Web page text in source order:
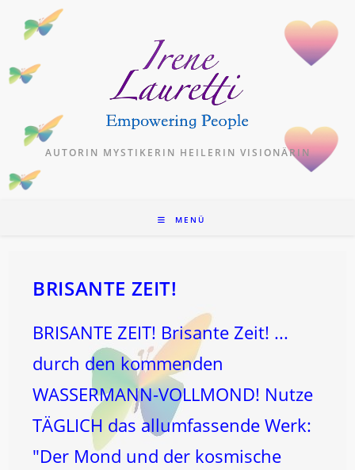
Inhalt
AUTORIN MYSTIKERIN HEILERIN VISIONÄRIN
MENÜ
BRISANTE ZEIT!
BRISANTE ZEIT! Brisante Zeit! ...
durch den kommenden
WASSERMANN-VOLLMOND! Nutze
TÄGLICH das allumfassende Werk:
"Der Mond und der kosmische